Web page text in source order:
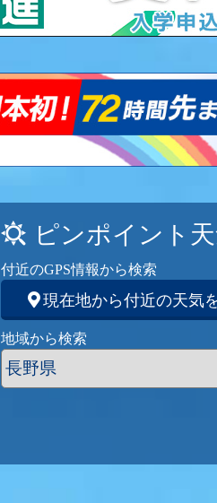
ピンポイント
付近のGPS情報から検索
現在地から付近の天気
地域から検索